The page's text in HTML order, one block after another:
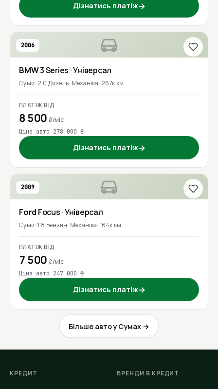
Дізнатись платіж→
2006
BMW3 Series · Універсал
Суми 2.0 Дизель Механіка 267к км
ПЛАТІЖ ВІД
8 500₴/міс
Ціна авто 278 000 ₴
Дізнатись платіж→
2009
Ford Focus· Універсал
Суми 1.8 Бензин Механіка 164к км
ПЛАТІЖ ВІД
7 500₴/міс
Ціна авто 247 000 ₴
Дізнатись платіж→
Більше авто у Сумах →
КРЕДИТ БРЕНДИ В КРЕДИТ